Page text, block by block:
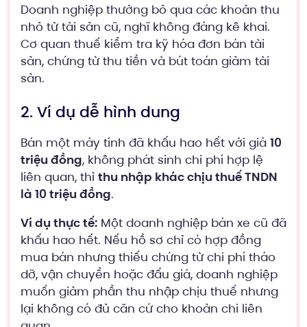
Doanh nghiệp thường bỏ qua các khoản thu
nhỏ từ tài sản cũ, nghĩ không đáng kê khai.
Cơ quan thuế kiểm tra kỹ hóa đơn bán tài
sản, chứng từ thu tiền và bút toán giảm tài
sản.
2. Ví dụ dễ hình dung
Bán một máy tính đã khấu hao hết với giá 10
triệu đồng, không phát sinh chi phí hợp lệ
liên quan, thì thu nhập khác chịu thuế TNDN
là 10 triệu đồng.
Ví dụ thực tế: Một doanh nghiệp bán xe cũ đã
khấu hao hết. Nếu hồ sơ chỉ có hợp đồng
mua bán nhưng thiếu chứng từ chi phí tháo
dỡ, vận chuyển hoặc đấu giá, doanh nghiệp
muốn giảm phần thu nhập chịu thuế nhưng
lại không có đủ căn cứ cho khoản chi liên